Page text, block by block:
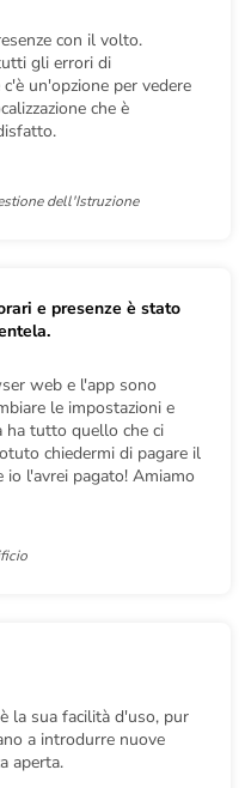
con il volto.
gli errori di
un'opzione per vedere
che è
dell'Istruzione
e presenze è stato
web e l'app sono
le impostazioni e
ha tutto quello che ci
chiedermi di pagare il
io l'avrei pagato! Amiamo
la sua facilità d'uso, pur
a introdurre nuove
aperta.